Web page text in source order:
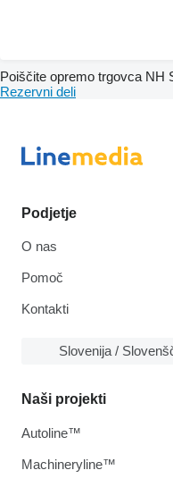
Poiščite opremo trgovca NH
Rezervni deli
Podjetje
O nas
Pomoč
Kontakti
Slovenija /
Naši projekti
Autoline™
Machineryline™